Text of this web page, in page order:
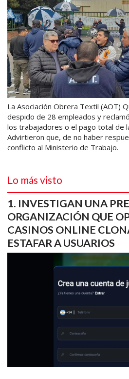
La Asociación Obrera Textil (AOT)
despido de 28 empleados y
los trabajadores o el pago total de
Advirtieron que, de no haber
conflicto al Ministerio de Trabajo.
Lo más visto
INVESTIGAN UNA
ORGANIZACIÓN QUE
CASINOS ONLINE
ESTAFAR A USUARIOS